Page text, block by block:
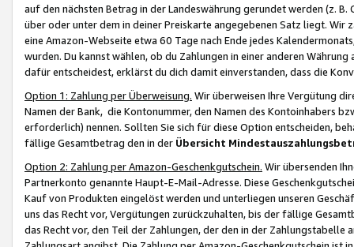
auf den nächsten Betrag in der Landeswährung gerundet werden (z.
über oder unter dem in deiner Preiskarte angegebenen Satz liegt.
eine Amazon-Webseite etwa 60 Tage nach Ende jedes
wurden. Du kannst wählen, ob du Zahlungen in einer anderen
dafür entscheidest, erklärst du dich damit einverstanden, dass die
Option 1: Zahlung per Überweisung. Wir überweisen Ihre Vergütung
Namen der Bank, die Kontonummer, den Namen des Kontoinhabers
erforderlich) nennen. Sollten Sie sich für diese Option entscheiden,
fällige Gesamtbetrag den in der Übersicht
Option 2: Zahlung per Amazon-Geschenkgutschein. Wir übersenden
Partnerkonto genannte Haupt-E-Mail-Adresse. Diese
Kauf von Produkten eingelöst werden und unterliegen unseren
uns das Recht vor, Vergütungen zurückzuhalten, bis der fällige
das Recht vor, den Teil der Zahlungen, der den in der